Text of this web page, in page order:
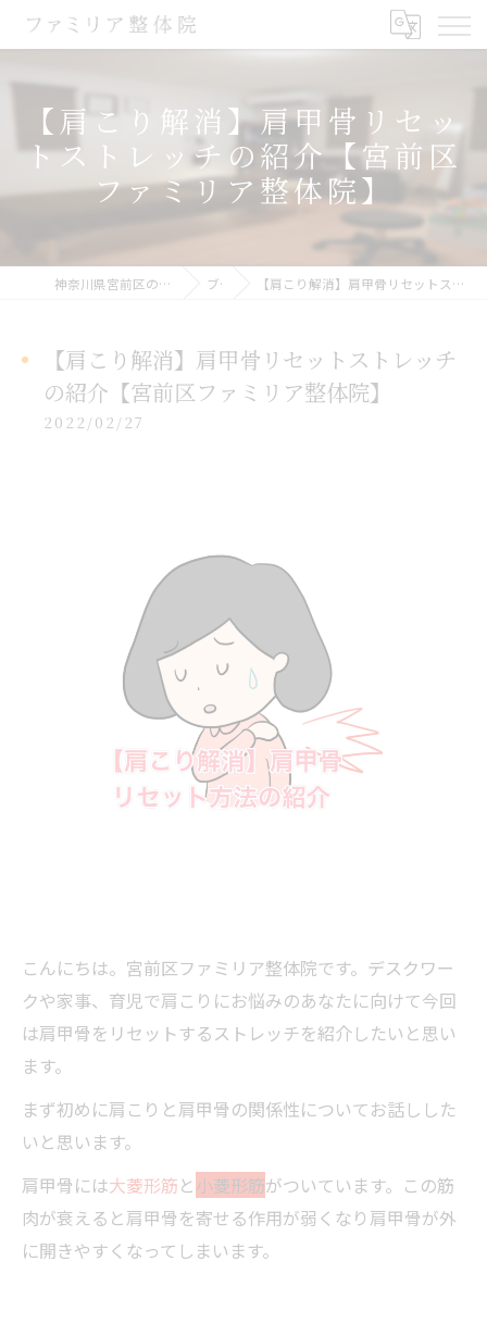
【肩こり解消】肩甲骨リセッ
トストレッチの紹介【宮前区
ファミリア整体院】
神奈川県宮前区の整体ならファミリア整体院 ブログ 【肩こり解消】肩甲骨リセットストレッチの紹介【宮前区ファミリア整体院】
【肩こり解消】肩甲骨リセットストレッチ
の紹介【宮前区ファミリア整体院】
2022/02/27
こんにちは。宮前区ファミリア整体院です。デスクワー
クや家事、育児で肩こりにお悩みのあなたに向けて今回
は肩甲骨をリセットするストレッチを紹介したいと思い
ます。
まず初めに肩こりと肩甲骨の関係性についてお話しした
いと思います。
肩甲骨には大菱形筋と小菱形筋がついています。この筋
肉が衰えると肩甲骨を寄せる作用が弱くなり肩甲骨が外
に開きやすくなってしまいます。